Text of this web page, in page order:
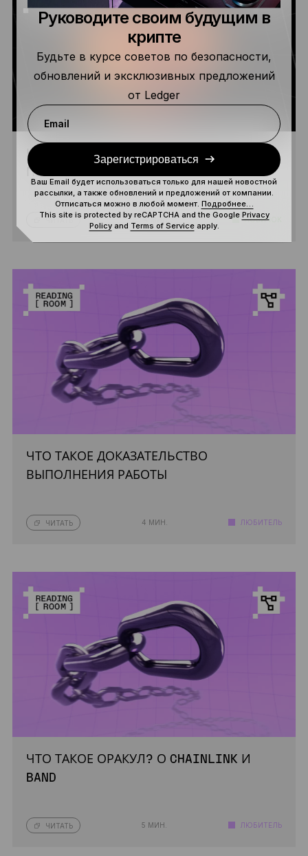
КЛАССИЧЕСКИЙ КРИПТОВЗЛОМ:
ПЕРЕЙДИТЕ ПО ССЫЛКЕ!
ЧИТАТЬ 4 МИН. НОВИЧОК
ЧТО ТАКОЕ ДОКАЗАТЕЛЬСТВО
ВЫПОЛНЕНИЯ РАБОТЫ
ЧИТАТЬ 4 МИН. ЛЮБИТЕЛЬ
ЧТО ТАКОЕ ОРАКУЛ? О CHAINLINK И
BAND
ЧИТАТЬ 5 МИН. ЛЮБИТЕЛЬ
Руководите своим будущим в
крипте
Будьте в курсе советов по безопасности,
обновлений и эксклюзивных предложений
от Ledger
Email
Зарегистрироваться
Ваш Email будет использоваться только для нашей новостной
рассылки, а также обновлений и предложений от компании.
Отписаться можно в любой момент. Подробнее…
This site is protected by reCAPTCHA and the Google Privacy
Policyand Terms of Serviceapply.